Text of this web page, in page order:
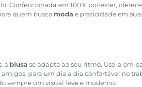
Confeccionada em 100% poliéster,
quem busca moda e praticidade em
a blusa se adapta ao seu ritmo. Use-a em
para um dia a dia confortável no
sempre um visual leve e moderno.